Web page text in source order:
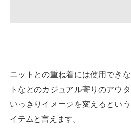
ニットとの重ね着には使用でき
トなどのカジュアル寄りのアウ
いっきりイメージを変えるとい
イテムと言えます。